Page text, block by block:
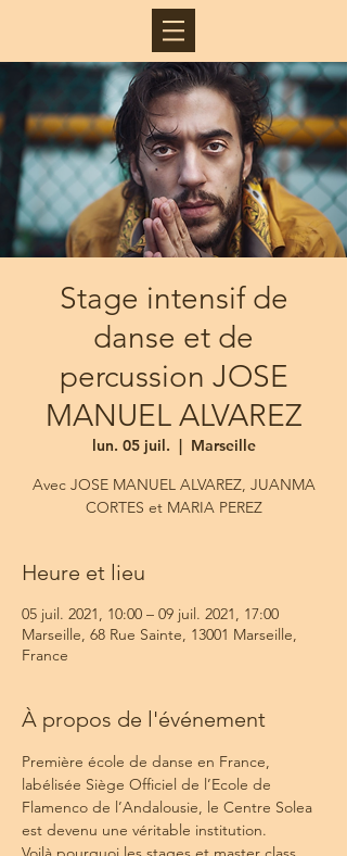
Stage intensif de
danse et de
percussion JOSE
MANUEL ALVAREZ
lun. 05 juil.
  |
Marseille
Avec JOSE MANUEL ALVAREZ, JUANMA
CORTES et MARIA PEREZ
Heure et lieu
05 juil. 2021, 10:00 – 09 juil. 2021, 17:00
Marseille, 68 Rue Sainte, 13001 Marseille,
France
À propos de l'événement
Première école de danse en France,
labélisée Siège Officiel de l’Ecole de
Flamenco de l’Andalousie, le Centre Solea
est devenu une véritable institution.